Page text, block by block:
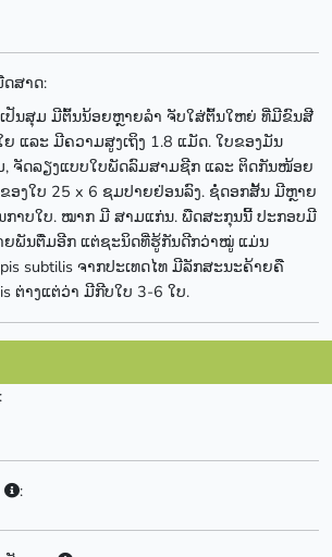
ສາດ:
ປັນສຸມ ມີຕົ້ນນ້ອຍຫຼາຍລຳ ຈັບໃສ່ຕົ້ນໃຫຍ່ ທີ່ມີຂົນສີ
ແລະ ມີຄວາມສູງເຖິງ 1.8 ແມັດ. ໃບຂອງມັນ
ຈັດລຽງແບບໃບພັດລົມສາມຊີກ ແລະ ຕິດກັນໜ້ອຍ
ອງໃບ 25 x 6 ຊມປາຍຢ່ອນລົງ. ຊໍ່ດອກສັ້ນ ມີຫຼາຍ
ກາບໃບ. ໝາກ ມີ ສາມແກ່ນ. ພືດສະກຸນນີ້ ປະກອບມີ
ຍພັນຕື່ມອີກ ແຕ່ຊະນິດທີ່ຮູ້ກັນດີກວ່າໝູ່ ແມ່ນ
subtilis ຈາກປະເທດໄທ ມີລັກສະນະຄ້າຍຄື
ຕ່າງແຕ່ວ່າ ມີກີບໃບ 3-6 ໃບ.
: